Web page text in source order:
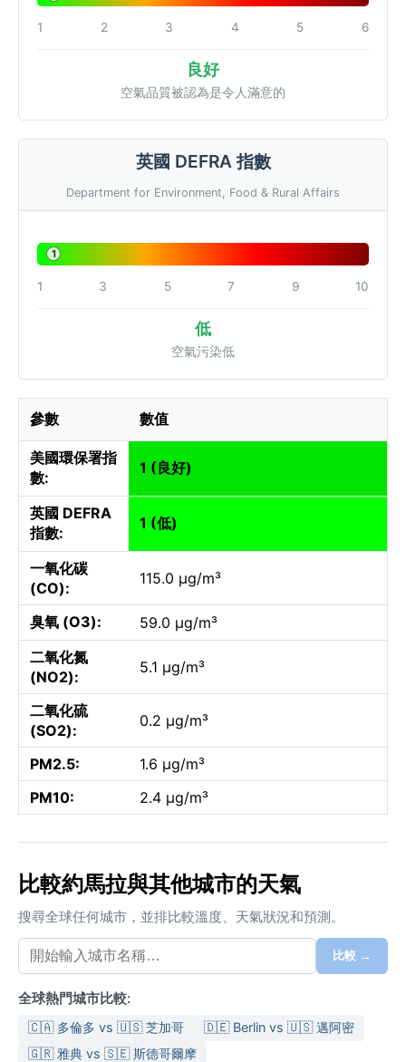
1 2 3 4 5 6
良好
空氣品質被認為是令人滿意的
英國 DEFRA 指數
Department for Environment, Food & Rural Affairs
1
1 3 5 7 9 10
低
空氣污染低
參數 數值
美國環保署指
數:
1 (良好)
英國 DEFRA
指數:
1 (低)
一氧化碳
(CO):
115.0 µg/m³
臭氧 (O3):
59.0 µg/m³
二氧化氮
(NO2):
5.1 µg/m³
二氧化硫
(SO2):
0.2 µg/m³
PM2.5:
1.6 µg/m³
PM10:
2.4 µg/m³
比較約馬拉與其他城市的天氣
搜尋全球任何城市，並排比較溫度、天氣狀況和預測。
比較 →
全球熱門城市比較:
🇨🇦 多倫多 vs 🇺🇸 芝加哥
🇩🇪 Berlin vs 🇺🇸 邁阿密
🇬🇷 雅典 vs 🇸🇪 斯德哥爾摩